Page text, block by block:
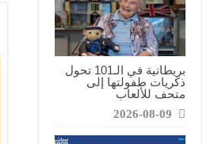
بريطانية في الـ101 تحول
ذكريات طفولتها إلى
متحف للألعاب
2026-08-09